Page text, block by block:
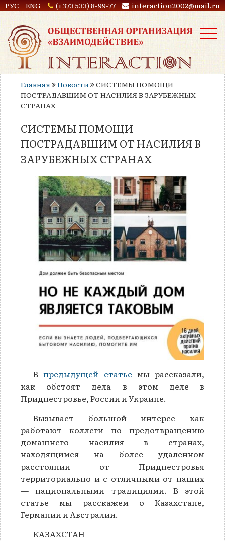
РУС ENG (+373 533) 8-99-77 interaction2002@mail.ru
Главная Новости
СИСТЕМЫ ПОМОЩИ
ПОСТРАДАВШИМ ОТ НАСИЛИЯ В ЗАРУБЕЖНЫХ
СТРАНАХ
СИСТЕМЫ ПОМОЩИ
ПОСТРАДАВШИМ ОТ НАСИЛИЯ В
ЗАРУБЕЖНЫХ СТРАНАХ
Впредыдущей статье мы рассказали,
как обстоят дела в этом деле в
Приднестровье, России и Украине.
Вызывает большой интерес как
работают коллеги по предотвращению
домашнего насилия в странах,
находящимся на более удаленном
расстоянии от Приднестровья
территориально и с отличными от наших
— национальными традициями. В этой
статье мы расскажем о Казахстане,
Германии и Австралии.
КАЗАХСТАН